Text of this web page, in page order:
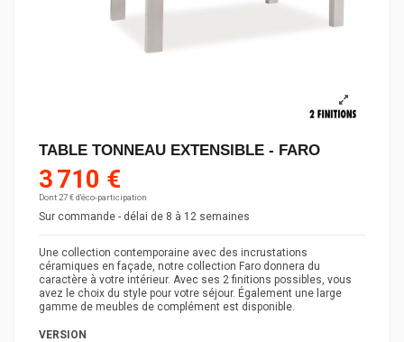
TABLE TONNEAU EXTENSIBLE - FARO
3 710 €
Dont 27 € d'éco-participation
Sur commande - délai de 8 à 12 semaines
Une collection contemporaine avec des incrustations
céramiques en façade, notre collection Faro donnera du
caractère à votre intérieur. Avec ses 2 finitions possibles, vous
avez le choix du style pour votre séjour. Également une large
gamme de meubles de complément est disponible.
VERSION